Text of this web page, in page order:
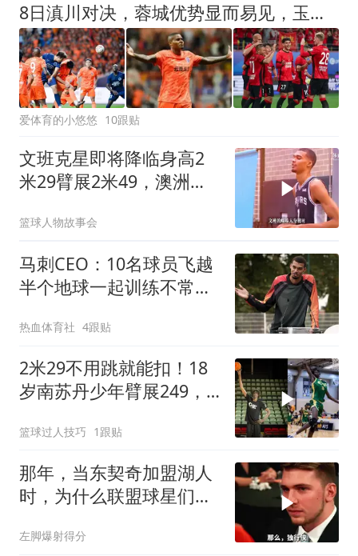
8日滇川对决，蓉城优势显而易见，玉昆轻装上阵等待良机
爱体育的小悠悠 10跟贴
文班克星即将降临身高2
米29臂展2米49，澳洲文
篮球人物故事会
马刺CEO：10名球员飞越
半个地球一起训练不常
欢乐
热血体育社 4跟贴
2米29不用跳就能扣！18
岁南苏丹少年臂展249，
篮球过人技巧 1跟贴
那年，当东契奇加盟湖人
时，为什么联盟球星们会
左脚爆射得分